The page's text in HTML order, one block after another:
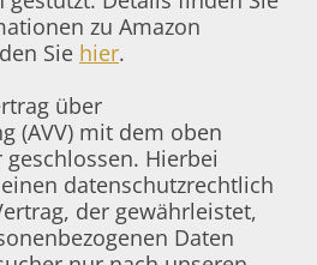
zu Amazon
Sie hier.
über
(AVV) mit dem oben
Hierbei
datenschutzrechtlich
der gewährleistet,
Daten